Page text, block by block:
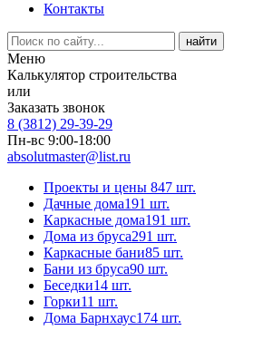
Контакты
Меню
Калькулятор строительства
или
Заказать звонок
8 (3812) 29-39-29
Пн-вс 9:00-18:00
absolutmaster@list.ru
Проекты и цены 847 шт.
Дачные дома191 шт.
Каркасные дома191 шт.
Дома из бруса291 шт.
Каркасные бани85 шт.
Бани из бруса90 шт.
Беседки14 шт.
Горки11 шт.
Дома Барнхаус174 шт.